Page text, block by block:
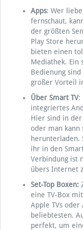
Apps: Wer
fernschaut,
der größten
Play Store
bieten einen
Mediathek. Ein
Bedienung
großer Vorteil
Über Smart TV:
integriertes
Hier sind in
oder man kann
herunterladen.
ihr in den
Verbindung ist
übers Internet
Set-Top Boxen:
eine TV-Box
Apple TVs oder
beliebtesten.
perfekt, um